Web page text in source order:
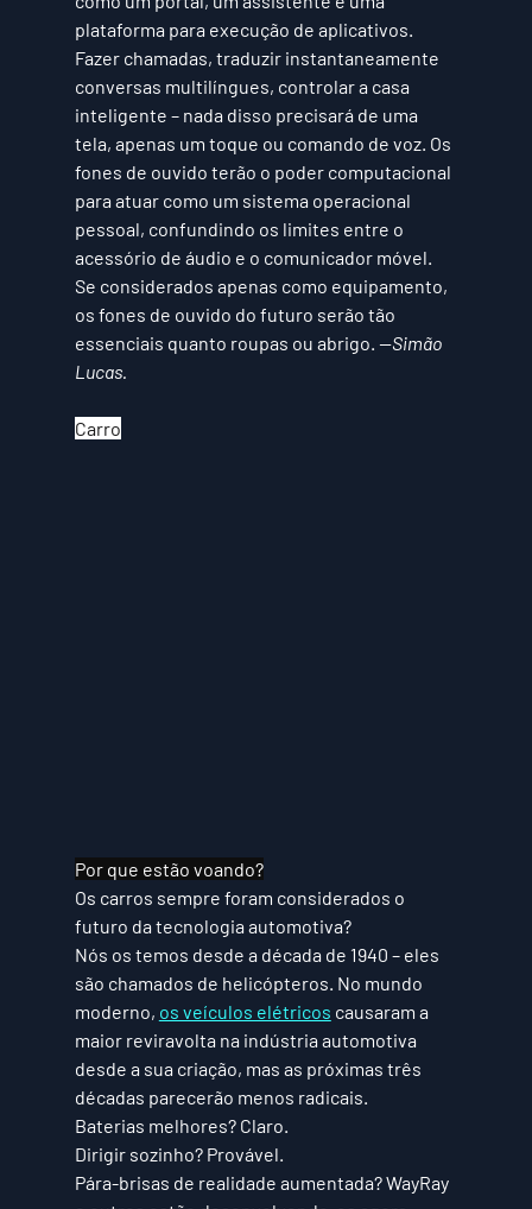
plataforma para execução de aplicativos.
Fazer chamadas, traduzir instantaneamente
conversas multilíngues, controlar a casa
inteligente – nada disso precisará de uma
tela, apenas um toque ou comando de voz. Os
fones de ouvido terão o poder computacional
para atuar como um sistema operacional
pessoal, confundindo os limites entre o
acessório de áudio e o comunicador móvel.
Se considerados apenas como equipamento,
os fones de ouvido do futuro serão tão
essenciais quanto roupas ou abrigo. —Simão
Lucas.
Carro
Por que estão voando?
Os carros sempre foram considerados o
futuro da tecnologia automotiva?
Nós os temos desde a década de 1940 – eles
são chamados de helicópteros. No mundo
moderno, os veículos elétricos causaram a
maior reviravolta na indústria automotiva
desde a sua criação, mas as próximas três
décadas parecerão menos radicais.
Baterias melhores? Claro.
Dirigir sozinho? Provável.
Pára-brisas de realidade aumentada? WayRay